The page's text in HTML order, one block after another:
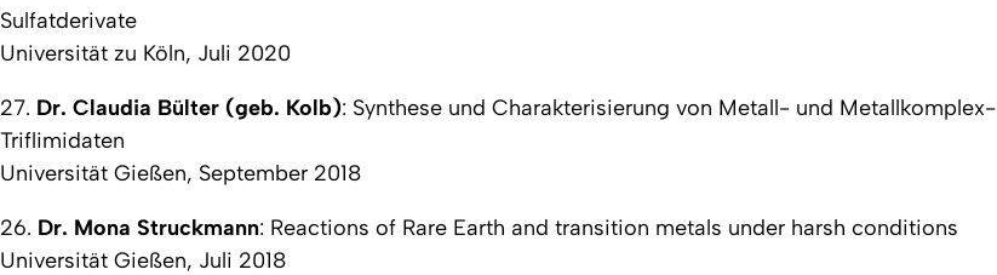
Sulfatderivate
Universität zu Köln, Juli 2020
27. Dr. Claudia Bülter (geb. Kolb): Synthese und Charakterisierung von Metall- und Metallkomplex-
Triflimidaten
Universität Gießen, September 2018
26. Dr. Mona Struckmann: Reactions of Rare Earth and transition metals under harsh conditions
Universität Gießen, Juli 2018